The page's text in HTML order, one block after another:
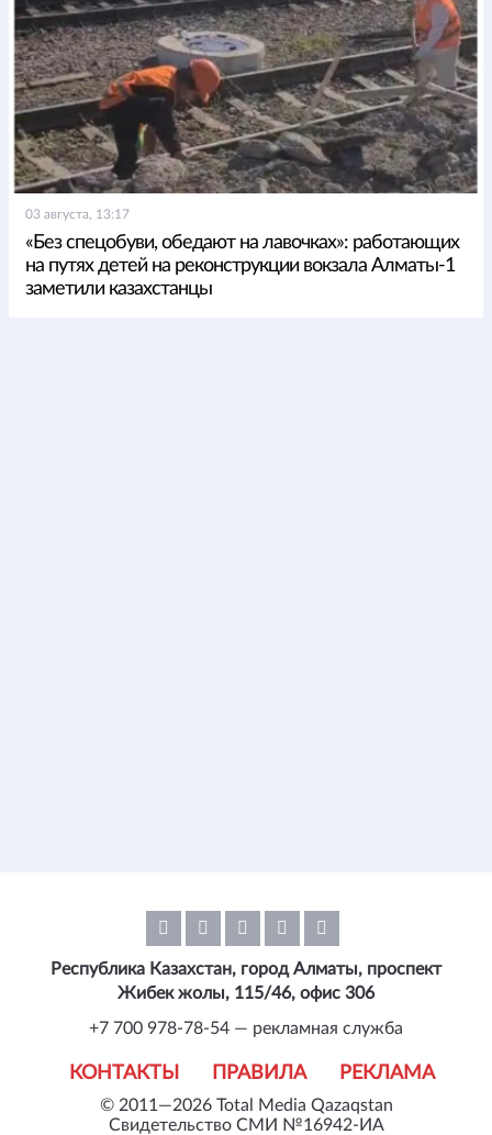
03 августа, 13:17
«Без спецобуви, обедают на лавочках»: работающих
на путях детей на реконструкции вокзала Алматы-1
заметили казахстанцы
© 2011—2026 Total Media Qazaqstan
Свидетельство СМИ №16942-ИА
КОНТАКТЫ ПРАВИЛА РЕКЛАМА
Республика Казахстан, город Алматы, проспект
Жибек жолы, 115/46, офис 306
+7 700 978-78-54 — рекламная служба